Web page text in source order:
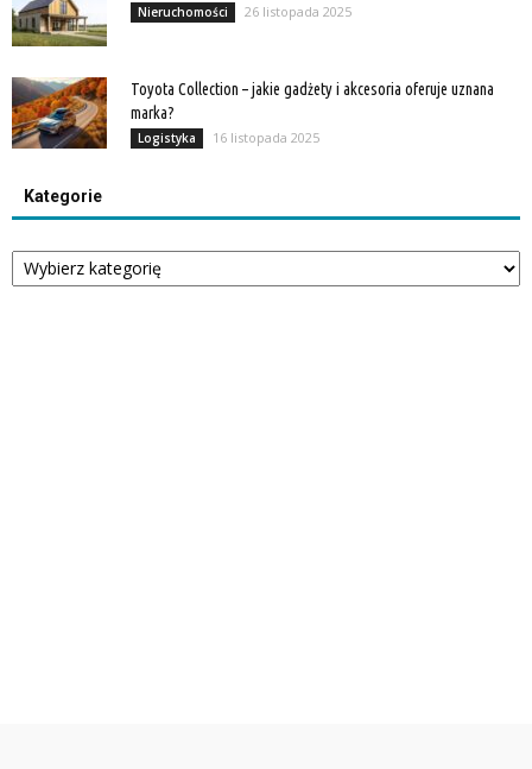
Nieruchomości 26 listopada 2025
Toyota Collection – jakie gadżety i akcesoria oferuje uznana
marka?
Logistyka 16 listopada 2025
Kategorie
Kategorie